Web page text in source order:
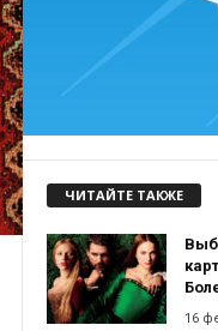
ЧИТАЙТЕ ТАКЖЕ
16